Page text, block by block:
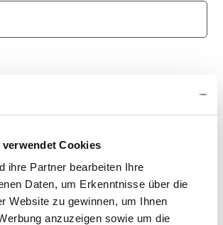
verwendet Cookies
ihre Partner bearbeiten Ihre
Daten, um Erkenntnisse über die
Website zu gewinnen, um Ihnen
anzuzeigen sowie um die